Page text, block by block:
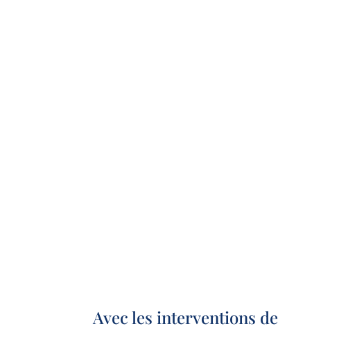
Avec les interventions de